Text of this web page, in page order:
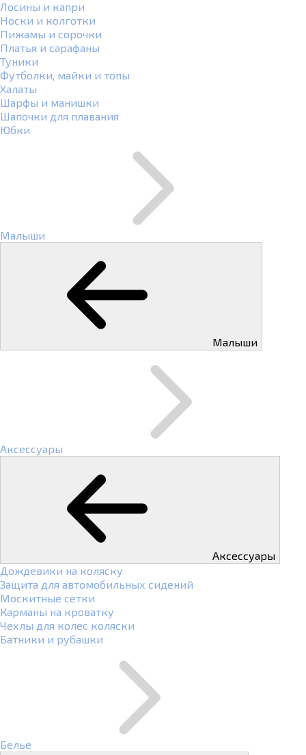
Лосины и капри
Носки и колготки
Пижамы и сорочки
Платья и сарафаны
Туники
Футболки, майки и топы
Халаты
Шарфы и манишки
Шапочки для плавания
Юбки
Малыши
Малыши
Аксессуары
Аксессуары
Дождевики на коляску
Защита для автомобильных сидений
Москитные сетки
Карманы на кроватку
Чехлы для колес коляски
Батники и рубашки
Белье